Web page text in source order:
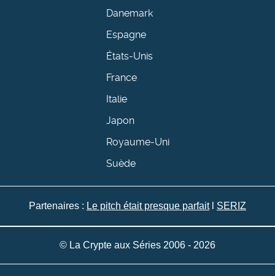
Danemark
Espagne
États-Unis
France
Italie
Japon
Royaume-Uni
Suède
Partenaires : Le pitch était presque parfaitl SERIZ
© La Crypte aux Séries 2006 - 2026